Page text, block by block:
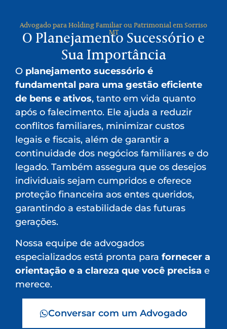
Advogado para Holding Familiar ou Patrimonial em Sorriso
MT
O Planejamento Sucessório e
Sua Importância
O planejamento sucessório é
fundamental para uma gestão eficiente
de bens e ativos, tanto em vida quanto
após o falecimento. Ele ajuda a reduzir
conflitos familiares, minimizar custos
legais e fiscais, além de garantir a
continuidade dos negócios familiares e do
legado. Também assegura que os desejos
individuais sejam cumpridos e oferece
proteção financeira aos entes queridos,
garantindo a estabilidade das futuras
gerações.
Nossa equipe de advogados
especializados está pronta para fornecer a
orientação e a clareza que você precisa e
merece.
Conversar com um Advogado